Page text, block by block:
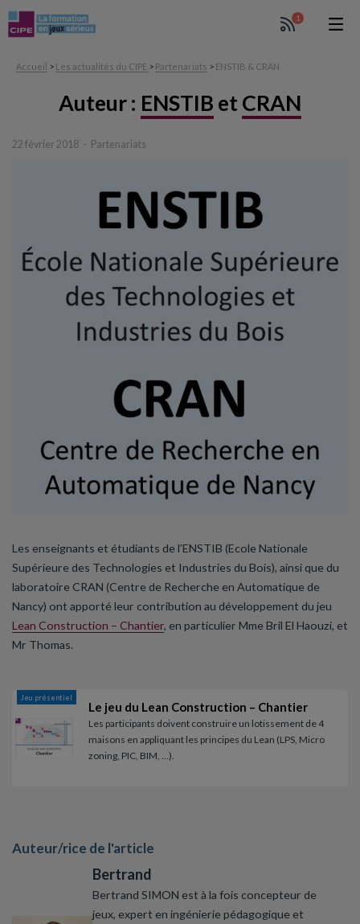
1
Accueil > Les actualités du CIPE > Partenariats > ENSTIB & CRAN
Auteur : ENSTIB et CRAN
22 février 2018 Partenariats
Les enseignants et étudiants de l’ENSTIB (Ecole Nationale
Supérieure des Technologies et Industries du Bois), ainsi que du
laboratoire CRAN (Centre de Recherche en Automatique de
Nancy) ont apporté leur contribution au développement du jeu
Lean Construction – Chantier, en particulier Mme Bril El Haouzi, et
Mr Thomas.
Jeu présentiel
Le jeu du Lean Construction – Chantier
Les participants doivent construire un lotissement de 4
maisons en appliquant les principes du Lean (LPS, Micro
zoning, PIC, BIM, …).
Auteur/rice de l'article
Bertrand
Bertrand SIMON est à la fois concepteur de
jeux, expert en ingénierie pédagogique et